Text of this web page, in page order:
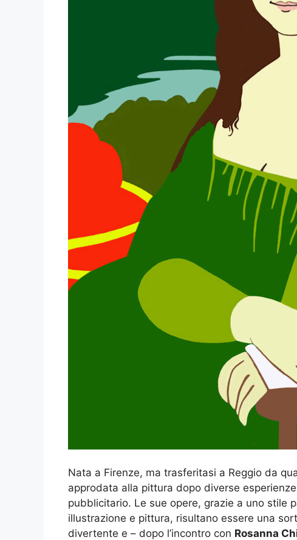
Nata a Firenze, ma trasferitasi a Reggio da
approdata alla pittura dopo diverse
pubblicitario. Le sue opere, grazie a uno stile
illustrazione e pittura, risultano essere una
divertente e – dopo l’incontro con Rosanna